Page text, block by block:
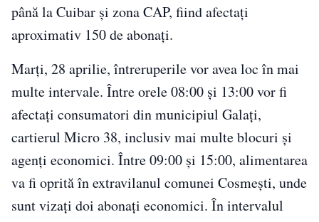
până la Cuibar și zona CAP, fiind afectați
aproximativ 150 de abonați.
Marți, 28 aprilie, întreruperile vor avea loc în mai
multe intervale. Între orele 08:00 și 13:00 vor fi
afectați consumatori din municipiul Galați,
cartierul Micro 38, inclusiv mai multe blocuri și
agenți economici. Între 09:00 și 15:00, alimentarea
va fi oprită în extravilanul comunei Cosmești, unde
sunt vizați doi abonați economici. În intervalul